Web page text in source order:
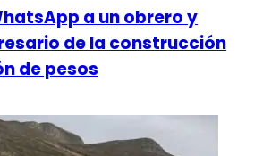
a un obrero y
de la construcción
de pesos